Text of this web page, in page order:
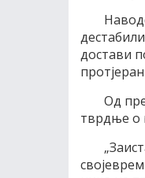
достави
Од
тврдње о